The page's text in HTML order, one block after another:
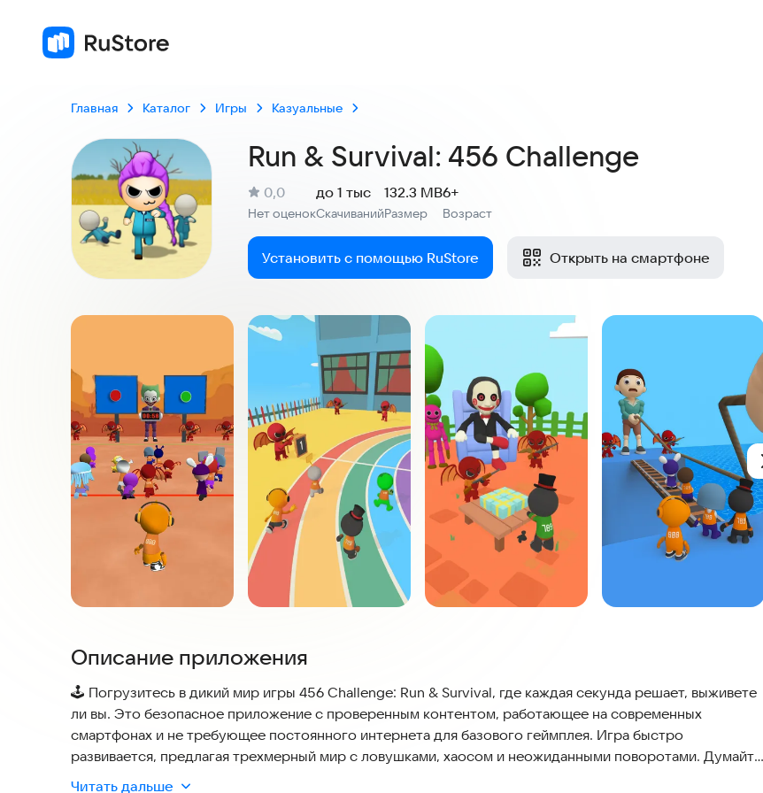
Главная Каталог Игры Казуальные
Run & Survival: 456 Challenge
Рейтинг:
0,0
Нет оценокСкачиваний
до 1 тыс
Размер
132.3 MB
Возраст
6+
Установить с помощью RuStore Открыть на смартфоне
Скриншоты
Описание приложения
🕹️ Погрузитесь в дикий мир игры 456 Challenge: Run & Survival, где каждая секунда решает, выживете
ли вы. Это безопасное приложение с проверенным контентом, работающее на современных
смартфонах и не требующее постоянного интернета для базового геймплея. Игра быстро
развивается, предлагая трехмерный мир с ловушками, хаосом и неожиданными поворотами. Думайте
быстро, действуйте умно и переживите сотни соперников в эпических битвах. Только самые ловкие
Читать дальше